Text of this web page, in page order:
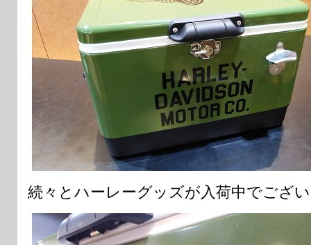
続々とハーレーグッズが入荷中でござ